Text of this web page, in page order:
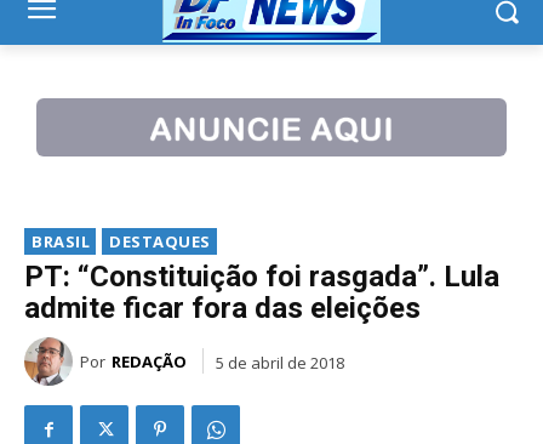
BRASIL DESTAQUES
PT: “Constituição foi rasgada”. Lula
admite ficar fora das eleições
Por REDAÇÃO 5 de abril de 2018